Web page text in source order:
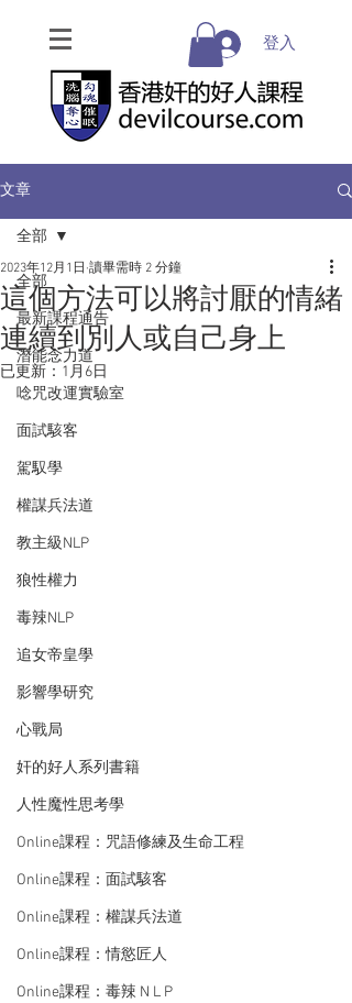
登入
文章
全部
最新課程通告
潛能念力道
唸咒改運實驗室
面試駭客
駕馭學
權謀兵法道
教主級NLP
狼性權力
毒辣NLP
追女帝皇學
影響學研究
心戰局
奸的好人系列書籍
人性魔性思考學
Online課程：咒語修練及生命工程
Online課程：面試駭客
Online課程：權謀兵法道
Online課程：情慾匠人
Online課程：毒辣 N L P
全部
這個方法可以將討厭的情緒
連續到別人或自己身上
2023年12月1日 讀畢需時 2 分鐘
已更新： 1月6日